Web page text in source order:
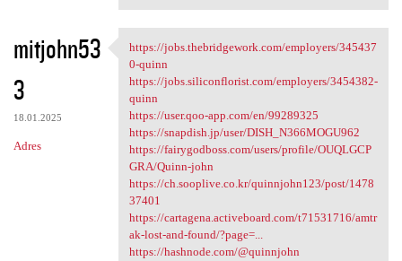
mitjohn53
3
18.01.2025
Adres
https://jobs.thebridgework
https://jobs.thebridgework.com/employers/345437
0-quinn
https://jobs.siliconflorist.com/employers/3454382-
quinn
https://user.qoo-app.com/en/99289325
https://snapdish.jp/user/DISH_N366MOGU962
https://fairygodboss.com/users/profile/OUQLGCP
GRA/Quinn-john
https://ch.sooplive.co.kr/quinnjohn123/post/1478
37401
https://cartagena.activeboard.com/t71531716/amtr
ak-lost-and-found/?page=...
https://hashnode.com/@quinnjohn